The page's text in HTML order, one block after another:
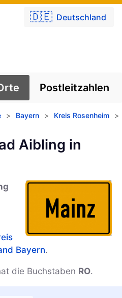
🇩🇪 Deutschland
Postleitzahlen
> Bayern > Kreis Rosenheim >
Aibling in
Bayern.
die Buchstaben RO.